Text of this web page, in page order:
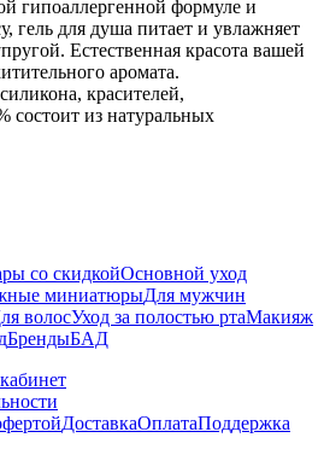
гипоаллергенной формуле и
гель для душа питает и увлажняет
Естественная красота вашей
аромата.
красителей,
состоит из натуральных
со скидкойОсновной уход
миниатюрыДля мужчин
волосУход за полостью ртаМакияж
БрендыБАД
ДоставкаОплатаПоддержка